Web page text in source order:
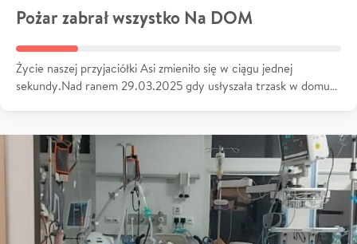
Pożar zabrał wszystko Na DOM
Życie naszej przyjaciółki Asi zmieniło się w ciągu jednej
sekundy.Nad ranem 29.03.2025 gdy usłyszała trzask w domu…